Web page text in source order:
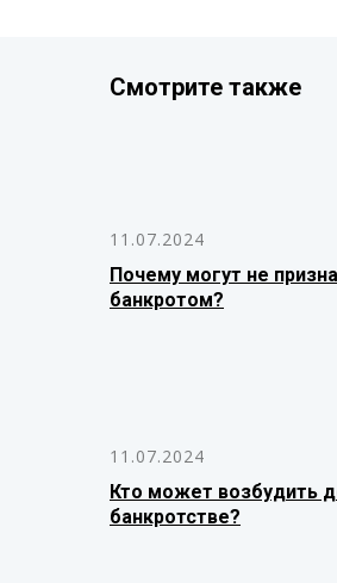
Смотрите также
11.07.2024
Почему могут не
банкротом?
11.07.2024
Кто может возбудить
банкротстве?